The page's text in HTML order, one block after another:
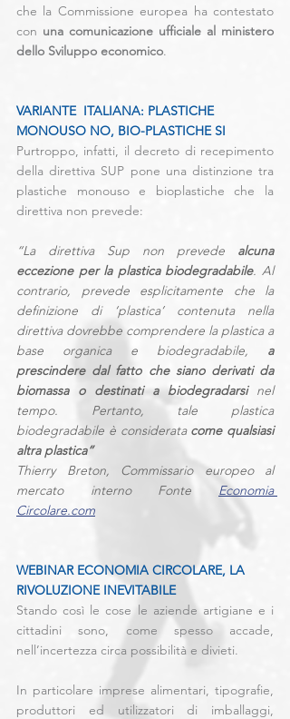
che la Commissione europea ha contestato
con una comunicazione ufficiale al ministero
dello Sviluppo economico.
VARIANTE  ITALIANA: PLASTICHE
MONOUSO NO, BIO-PLASTICHE SI
Purtroppo, infatti, il decreto di recepimento
della direttiva SUP pone una distinzione tra
plastiche monouso e bioplastiche che la
direttiva non prevede:
“La direttiva Sup non prevede alcuna
eccezione per la plastica biodegradabile. Al
contrario, prevede esplicitamente che la
definizione di ‘plastica’ contenuta nella
direttiva dovrebbe comprendere la plastica a
base organica e biodegradabile, a
prescindere dal fatto che siano derivati da
biomassa o destinati a biodegradarsi nel
tempo. Pertanto, tale plastica
biodegradabile è considerata come qualsiasi
altra plastica”
Thierry Breton, Commissario europeo al
mercato interno Fonte Economia
Circolare.com
WEBINAR ECONOMIA CIRCOLARE, LA
RIVOLUZIONE INEVITABILE
Stando così le cose le aziende artigiane e i
cittadini sono, come spesso accade,
nell’incertezza circa possibilità e divieti.
In particolare imprese alimentari, tipografie,
produttori ed utilizzatori di imballaggi,